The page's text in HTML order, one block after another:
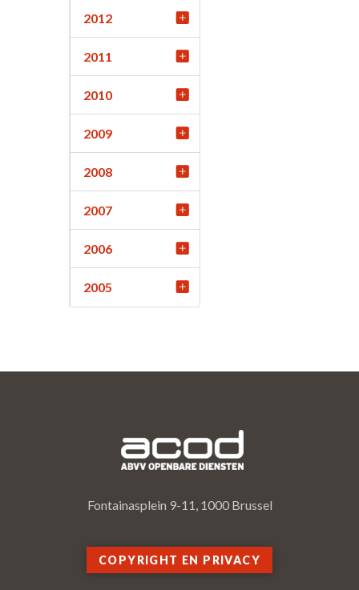
2012
2011
2010
2009
2008
2007
2006
2005
Fontainasplein 9-11, 1000 Brussel
COPYRIGHT EN PRIVACY